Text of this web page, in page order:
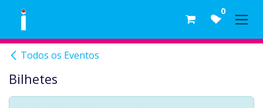
Skip to Content 0
Todos os Eventos
Bilhetes